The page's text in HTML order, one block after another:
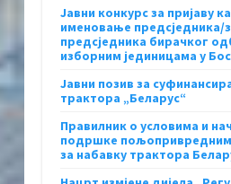
Јавни конкурс за пријаву
именовање предсједника/
предсједника бирачког
изборним јединицама у
Јавни позив за
трактора „Беларус“
Правилник о условима и
подршке
за набавку трактора